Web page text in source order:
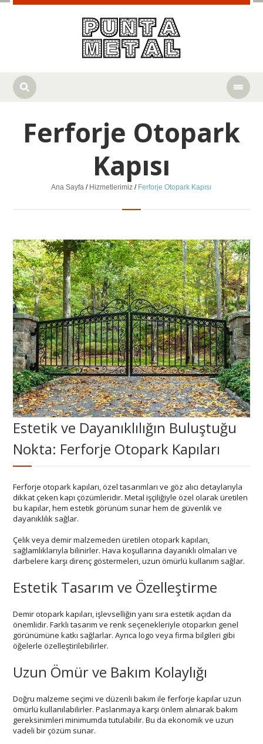
Ferforje Otopark
Kapısı
Ana Sayfa / Hizmetlerimiz / Ferforje Otopark Kapısı
Estetik ve Dayanıklılığın Buluştuğu
Nokta: Ferforje Otopark Kapıları
Ferforje otopark kapıları, özel tasarımları ve göz alıcı detaylarıyla
dikkat çeken kapı çözümleridir. Metal işçiliğiyle özel olarak üretilen
bu kapılar, hem estetik görünüm sunar hem de güvenlik ve
dayanıklılık sağlar.
Çelik veya demir malzemeden üretilen otopark kapıları,
sağlamlıklarıyla bilinirler. Hava koşullarına dayanıklı olmaları ve
darbelere karşı direnç göstermeleri, uzun ömürlü kullanım sağlar.
Estetik Tasarım ve Özelleştirme
Demir otopark kapıları, işlevselliğin yanı sıra estetik açıdan da
önemlidir. Farklı tasarım ve renk seçenekleriyle otoparkın genel
görünümüne katkı sağlarlar. Ayrıca logo veya firma bilgileri gibi
öğelerle özelleştirilebilirler.
Uzun Ömür ve Bakım Kolaylığı
Doğru malzeme seçimi ve düzenli bakım ile ferforje kapılar uzun
ömürlü kullanılabilirler. Paslanmaya karşı önlem alınarak bakım
gereksinimleri minimumda tutulabilir. Bu da ekonomik ve uzun
vadeli bir çözüm sunar.